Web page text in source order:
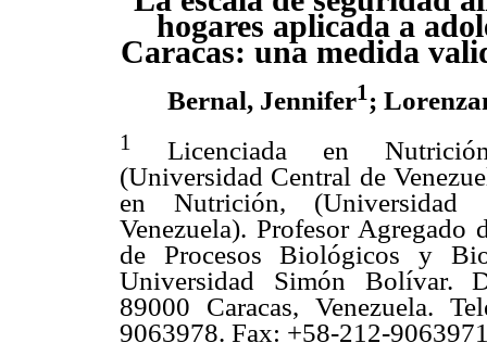
hogares aplicada a
Caracas: una medida
Bernal, Jennifer1 ;
1
Licenciada en
(Universidad Central de
en Nutrición, (Universidad
Venezuela). Profesor Agregado
de Procesos Biológicos y
Universidad Simón Bolívar.
89000 Caracas, Venezuela.
9063978. Fax: +58-212-